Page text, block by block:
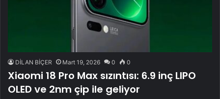
DİLAN BİÇER Mart 19, 2026 0 0
Xiaomi 18 Pro Max sızıntısı: 6.9 inç LIPO
OLED ve 2nm çip ile geliyor